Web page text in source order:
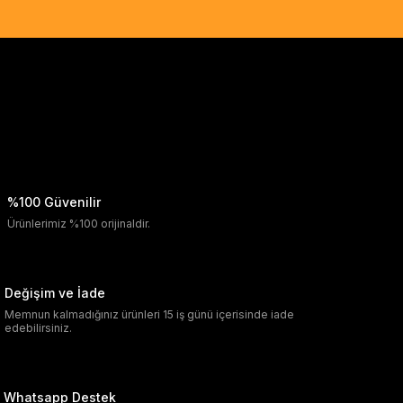
%100 Güvenilir
Ürünlerimiz %100 orijinaldir.
Değişim ve İade
Memnun kalmadığınız ürünleri 15 iş günü içerisinde iade
edebilirsiniz.
Whatsapp Destek